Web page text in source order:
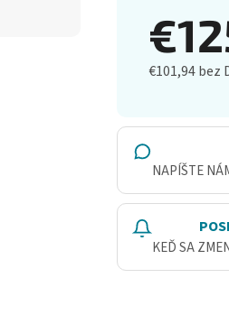
€101,94 bez
NAPÍŠTE
KEĎ SA